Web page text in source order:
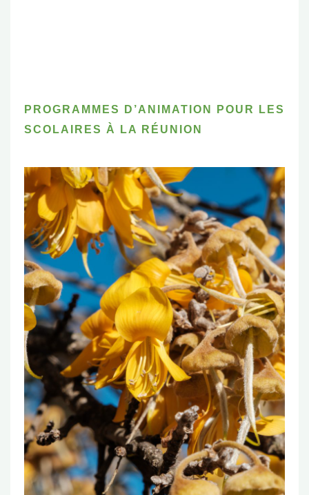
PROGRAMMES D’ANIMATION POUR LES
SCOLAIRES À LA RÉUNION